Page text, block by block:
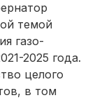
темой
газо­
2025 года.
целого
в том